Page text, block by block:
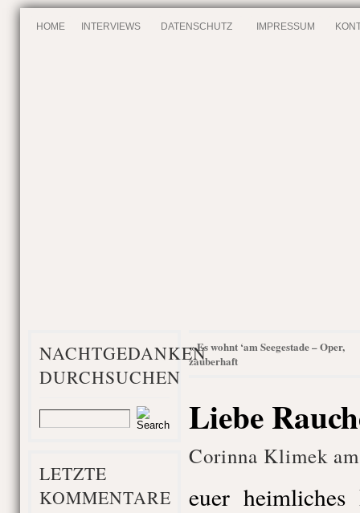
HOME INTERVIEWS DATENSCHUTZ IMPRESSUM
NACHTGEDANKEN
DURCHSUCHEN
LETZTE
KOMMENTARE
«Es wohnt ‘am Seegestade – Oper,
zauberhaft
Liebe
Corinna Klimek
euer